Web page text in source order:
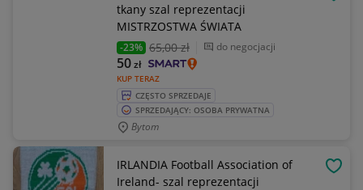
tkany szal reprezentacji
MISTRZOSTWA ŚWIATA
-23% 65,00 zł do negocjacji
KUP TERAZ
50zł
CZĘSTO SPRZEDAJE
SPRZEDAJĄCY: OSOBA PRYWATNA
Bytom
IRLANDIA Football Association of
Ireland- szal reprezentacji